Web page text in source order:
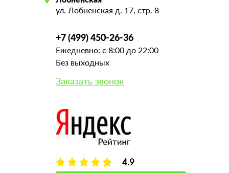
ул. Лобненская д. 17, стр. 8
+7 (499) 450-26-36
Ежедневно: с 8:00 до 22:00
Без выходных
Заказать звонок
4.9